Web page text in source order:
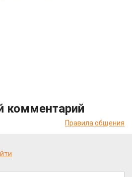
комментарий
Правила общения